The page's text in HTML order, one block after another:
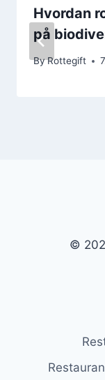
Hvordan
på
ByRottegift
©